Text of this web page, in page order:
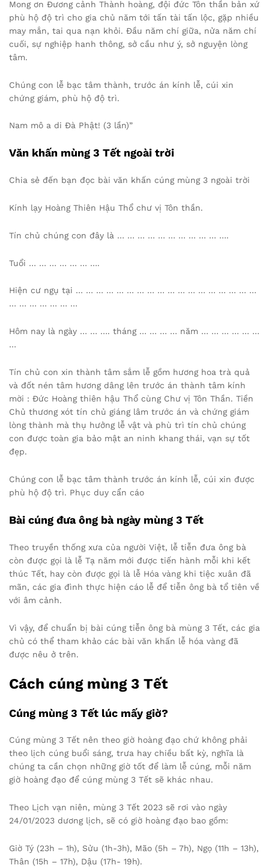
Mong ơn Đương cảnh Thành hoàng, đội đức Tôn thần bản xứ
phù hộ độ trì cho gia chủ năm tới tấn tài tấn lộc, gặp nhiều
may mắn, tai qua nạn khỏi. Đầu năm chí giữa, nửa năm chí
cuối, sự nghiệp hanh thông, sở cầu như ý, sở nguyện lòng
tâm.
Chúng con lễ bạc tâm thành, trước án kính lễ, cúi xin
chứng giám, phù hộ độ trì.
Nam mô a di Đà Phật! (3 lần)”
Văn khấn mùng 3 Tết ngoài trời
Chia sẻ đến bạn đọc bài văn khấn cúng mùng 3 ngoài trời
Kính lạy Hoàng Thiên Hậu Thổ chư vị Tôn thần.
Tín chủ chúng con đây là … … … … … … … … … … ….
Tuổi … … … … … … ….
Hiện cư ngụ tại … … … … … … … … … … … … … … … … … …
… … … … … … …
Hôm nay là ngày … … …. tháng … … … … năm … … … … … …
…
Tín chủ con xin thành tâm sắm lễ gồm hương hoa trà quả
và đốt nén tâm hương dâng lên trước án thành tâm kính
mời : Đức Hoàng thiên hậu Thổ cùng Chư vị Tôn Thần. Tiền
Chủ thương xót tín chủ giáng lâm trước án và chứng giám
lòng thành mà thụ hưởng lễ vật và phù trì tín chủ chúng
con được toàn gia bảo mật an ninh khang thái, vạn sự tốt
đẹp.
Chúng con lễ bạc tâm thành trước án kính lễ, cúi xin được
phù hộ độ trì. Phục duy cẩn cáo
Bài cúng đưa ông bà ngày mùng 3 Tết
Theo truyền thống xưa của người Việt, lễ tiễn đưa ông bà
còn được gọi là lễ Tạ năm mới được tiến hành mỗi khi kết
thúc Tết, hay còn được gọi là lễ Hóa vàng khi tiệc xuân đã
mãn, các gia đình thực hiện cáo lễ để tiễn ông bà tổ tiên về
với âm cảnh.
Vì vậy, để chuẩn bị bài cúng tiễn ông bà mùng 3 Tết, các gia
chủ có thể tham khảo các bài văn khấn lễ hóa vàng đã
được nêu ở trên.
Cách cúng mùng 3 Tết
Cúng mùng 3 Tết lúc mấy giờ?
Cúng mùng 3 Tết nên theo giờ hoàng đạo chứ không phải
theo lịch cúng buổi sáng, trưa hay chiều bất kỳ, nghĩa là
chúng ta cần chọn những giờ tốt để làm lễ cúng, mỗi năm
giờ hoàng đạo để cúng mùng 3 Tết sẽ khác nhau.
Theo Lịch vạn niên, mùng 3 Tết 2023 sẽ rơi vào ngày
24/01/2023 dương lịch, sẽ có giờ hoàng đạo bao gồm:
Giờ Tý (23h – 1h), Sửu (1h-3h), Mão (5h – 7h), Ngọ (11h – 13h),
Thân (15h – 17h), Dậu (17h- 19h).